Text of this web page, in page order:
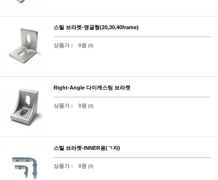
스틸 브라켓-앵글형(20,30,40frame)
상품가 : 0원 (0)
Right-Angle 다이캐스팅 브라켓
상품가 : 0원 (0)
스틸 브라켓-INNER용(ㄱ자)
상품가 : 0원 (0)